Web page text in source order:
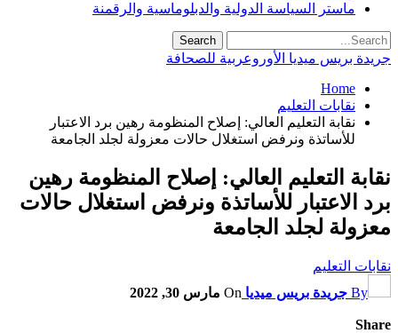
ماستر السياسة الدولية والدبلوماسية والرقمنة
جريدة بريس ميديا الأوروعربية للصحافة
Home
نقابات التعليم
نقابة التعليم العالي: إصلاح المنظومة رهين برد الاعتبار
للأساتذة ونرفض استغلال حالات معزولة لجلد الجامعة
نقابة التعليم العالي: إصلاح المنظومة رهين
برد الاعتبار للأساتذة ونرفض استغلال حالات
معزولة لجلد الجامعة
نقابات التعليم
By جريدة بريس ميديا On مارس 30, 2022
Share